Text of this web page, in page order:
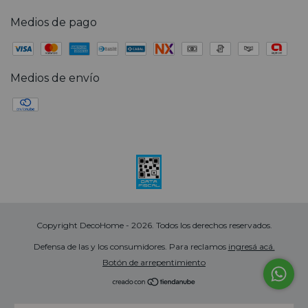
Medios de pago
Medios de envío
Copyright DecoHome - 2026. Todos los derechos reservados.
Defensa de las y los consumidores. Para reclamos ingresá acá.
Botón de arrepentimiento